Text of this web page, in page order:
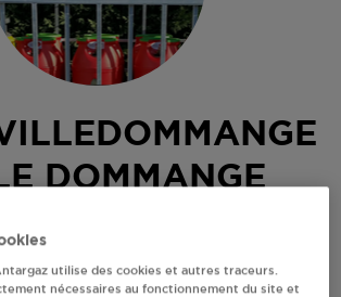
DOMMANGE
DE PARGNY LES REIMS
de bouteilles de gaz
utilise des cookies et autres traceurs.
nécessaires au fonctionnement du site et